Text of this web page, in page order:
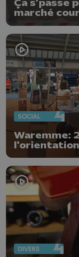
Ça s’passe
marché
SOCIAL
Waremme:
l'emploi
DIVERS